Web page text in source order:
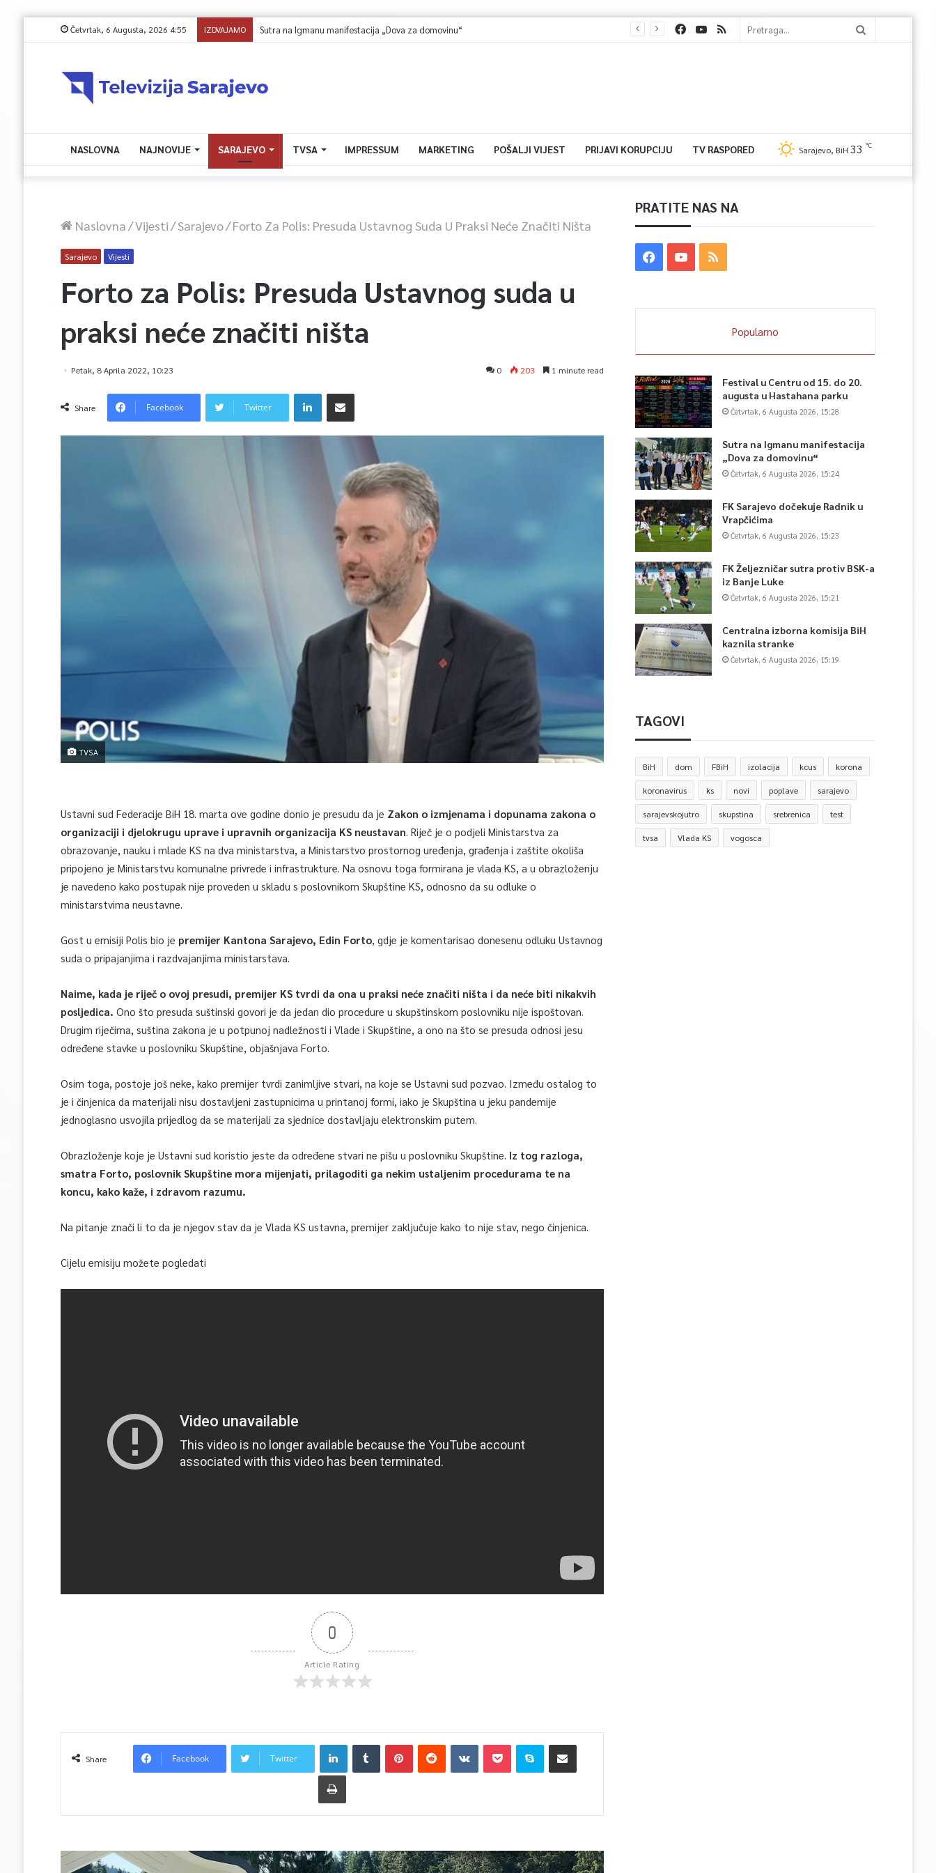
Četvrtak, 6 Augusta, 2026 4:55 IZDVAJAMO FK Sarajevo dočekuje Radnik u Vrapčićima
NASLOVNA NAJNOVIJE SARAJEVO TVSA IMPRESSUM MARKETING POŠALJI VIJEST PRIJAVI KORUPCIJU TV RASPORED Sarajevo, BiH 33 ℃
Naslovna/Vijesti/Sarajevo/Forto Za Polis: Presuda Ustavnog Suda U Praksi Neće Značiti Ništa
Sarajevo Vijesti
Forto za Polis: Presuda Ustavnog suda u
praksi neće značiti ništa
Petak, 8 Aprila 2022, 10:23 0 203 1 minute read
Share Facebook Twitter
TVSA
Ustavni sud Federacije BiH 18. marta ove godine donio je presudu da je Zakon o izmjenama i dopunama zakona o
organizaciji i djelokrugu uprave i upravnih organizacija KS neustavan. Riječ je o podjeli Ministarstva za
obrazovanje, nauku i mlade KS na dva ministarstva, a Ministarstvo prostornog uređenja, građenja i zaštite okoliša
pripojeno je Ministarstvu komunalne privrede i infrastrukture. Na osnovu toga formirana je vlada KS, a u obrazloženju
je navedeno kako postupak nije proveden u skladu s poslovnikom Skupštine KS, odnosno da su odluke o
ministarstvima neustavne.
Gost u emisiji Polis bio je premijer Kantona Sarajevo, Edin Forto, gdje je komentarisao donesenu odluku Ustavnog
suda o pripajanjima i razdvajanjima ministarstava.
Naime, kada je riječ o ovoj presudi, premijer KS tvrdi da ona u praksi neće značiti ništa i da neće biti nikakvih
posljedica. Ono što presuda suštinski govori je da jedan dio procedure u skupštinskom poslovniku nije ispoštovan.
Drugim riječima, suština zakona je u potpunoj nadležnosti i Vlade i Skupštine, a ono na što se presuda odnosi jesu
određene stavke u poslovniku Skupštine, objašnjava Forto.
Osim toga, postoje još neke, kako premijer tvrdi zanimljive stvari, na koje se Ustavni sud pozvao. Između ostalog to
je i činjenica da materijali nisu dostavljeni zastupnicima u printanoj formi, iako je Skupština u jeku pandemije
jednoglasno usvojila prijedlog da se materijali za sjednice dostavljaju elektronskim putem.
Obrazloženje koje je Ustavni sud koristio jeste da određene stvari ne pišu u poslovniku Skupštine. Iz tog razloga,
smatra Forto, poslovnik Skupštine mora mijenjati, prilagoditi ga nekim ustaljenim procedurama te na
koncu, kako kaže, i zdravom razumu.
Na pitanje znači li to da je njegov stav da je Vlada KS ustavna, premijer zaključuje kako to nije stav, nego činjenica.
Cijelu emisiju možete pogledati
0
Article Rating
Share Facebook Twitter
PRATITE NAS NA
Popularno
Festival u Centru od 15. do 20.
augusta u Hastahana parku
Četvrtak, 6 Augusta 2026, 15:28
Sutra na Igmanu manifestacija
„Dova za domovinu“
Četvrtak, 6 Augusta 2026, 15:24
FK Sarajevo dočekuje Radnik u
Vrapčićima
Četvrtak, 6 Augusta 2026, 15:23
FK Željezničar sutra protiv BSK-a
iz Banje Luke
Četvrtak, 6 Augusta 2026, 15:21
Centralna izborna komisija BiH
kaznila stranke
Četvrtak, 6 Augusta 2026, 15:19
TAGOVI
BiH dom FBiH izolacija kcus korona
koronavirus ks novi poplave sarajevo
sarajevskojutro skupstina srebrenica test
tvsa Vlada KS vogosca